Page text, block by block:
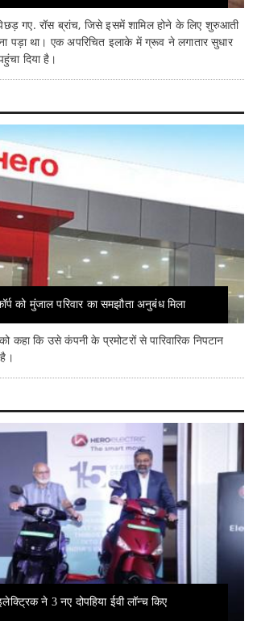
गए. रॉस ब्रांच, जिसे इसमें शामिल होने के लिए शुरुआती
पड़ा था। एक अपरिचित इलाके में ग्रूव ने लगातार सुधार
दिया है।
को मुंजाल परिवार का समझौता अनुबंध मिला
को कहा कि उसे कंपनी के प्रमोटरों से पारिवारिक निपटान
ने 3 नए दोपहिया ईवी लॉन्च किए